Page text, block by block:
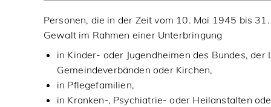
Personen, die in der Zeit vom 10. Mai 1945 bis
Gewalt im Rahmen einer Unterbringung
in Kinder- oder Jugendheimen des Bundes, der
Gemeindeverbänden oder Kirchen,
in Pflegefamilien,
in Kranken-, Psychiatrie- oder Heilanstalten